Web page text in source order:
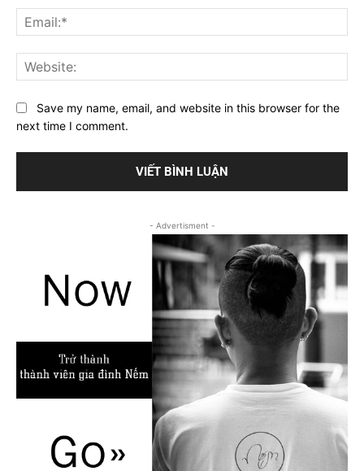
Save my name, email, and website in this browser for the
next time I comment.
- Advertisment -